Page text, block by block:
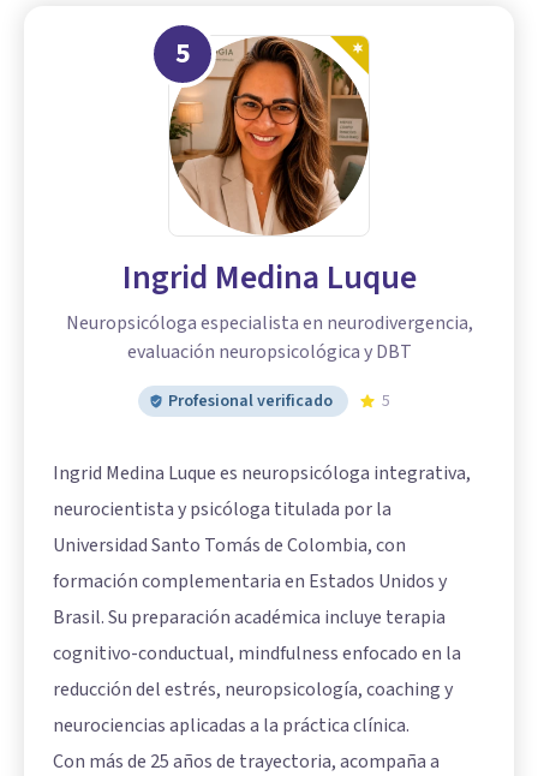
5
Ingrid Medina Luque
Neuropsicóloga especialista en neurodivergencia,
evaluación neuropsicológica y DBT
Profesional verificado 5
Ingrid Medina Luque es neuropsicóloga integrativa,
neurocientista y psicóloga titulada por la
Universidad Santo Tomás de Colombia, con
formación complementaria en Estados Unidos y
Brasil. Su preparación académica incluye terapia
cognitivo-conductual, mindfulness enfocado en la
reducción del estrés, neuropsicología, coaching y
neurociencias aplicadas a la práctica clínica.
Con más de 25 años de trayectoria, acompaña a